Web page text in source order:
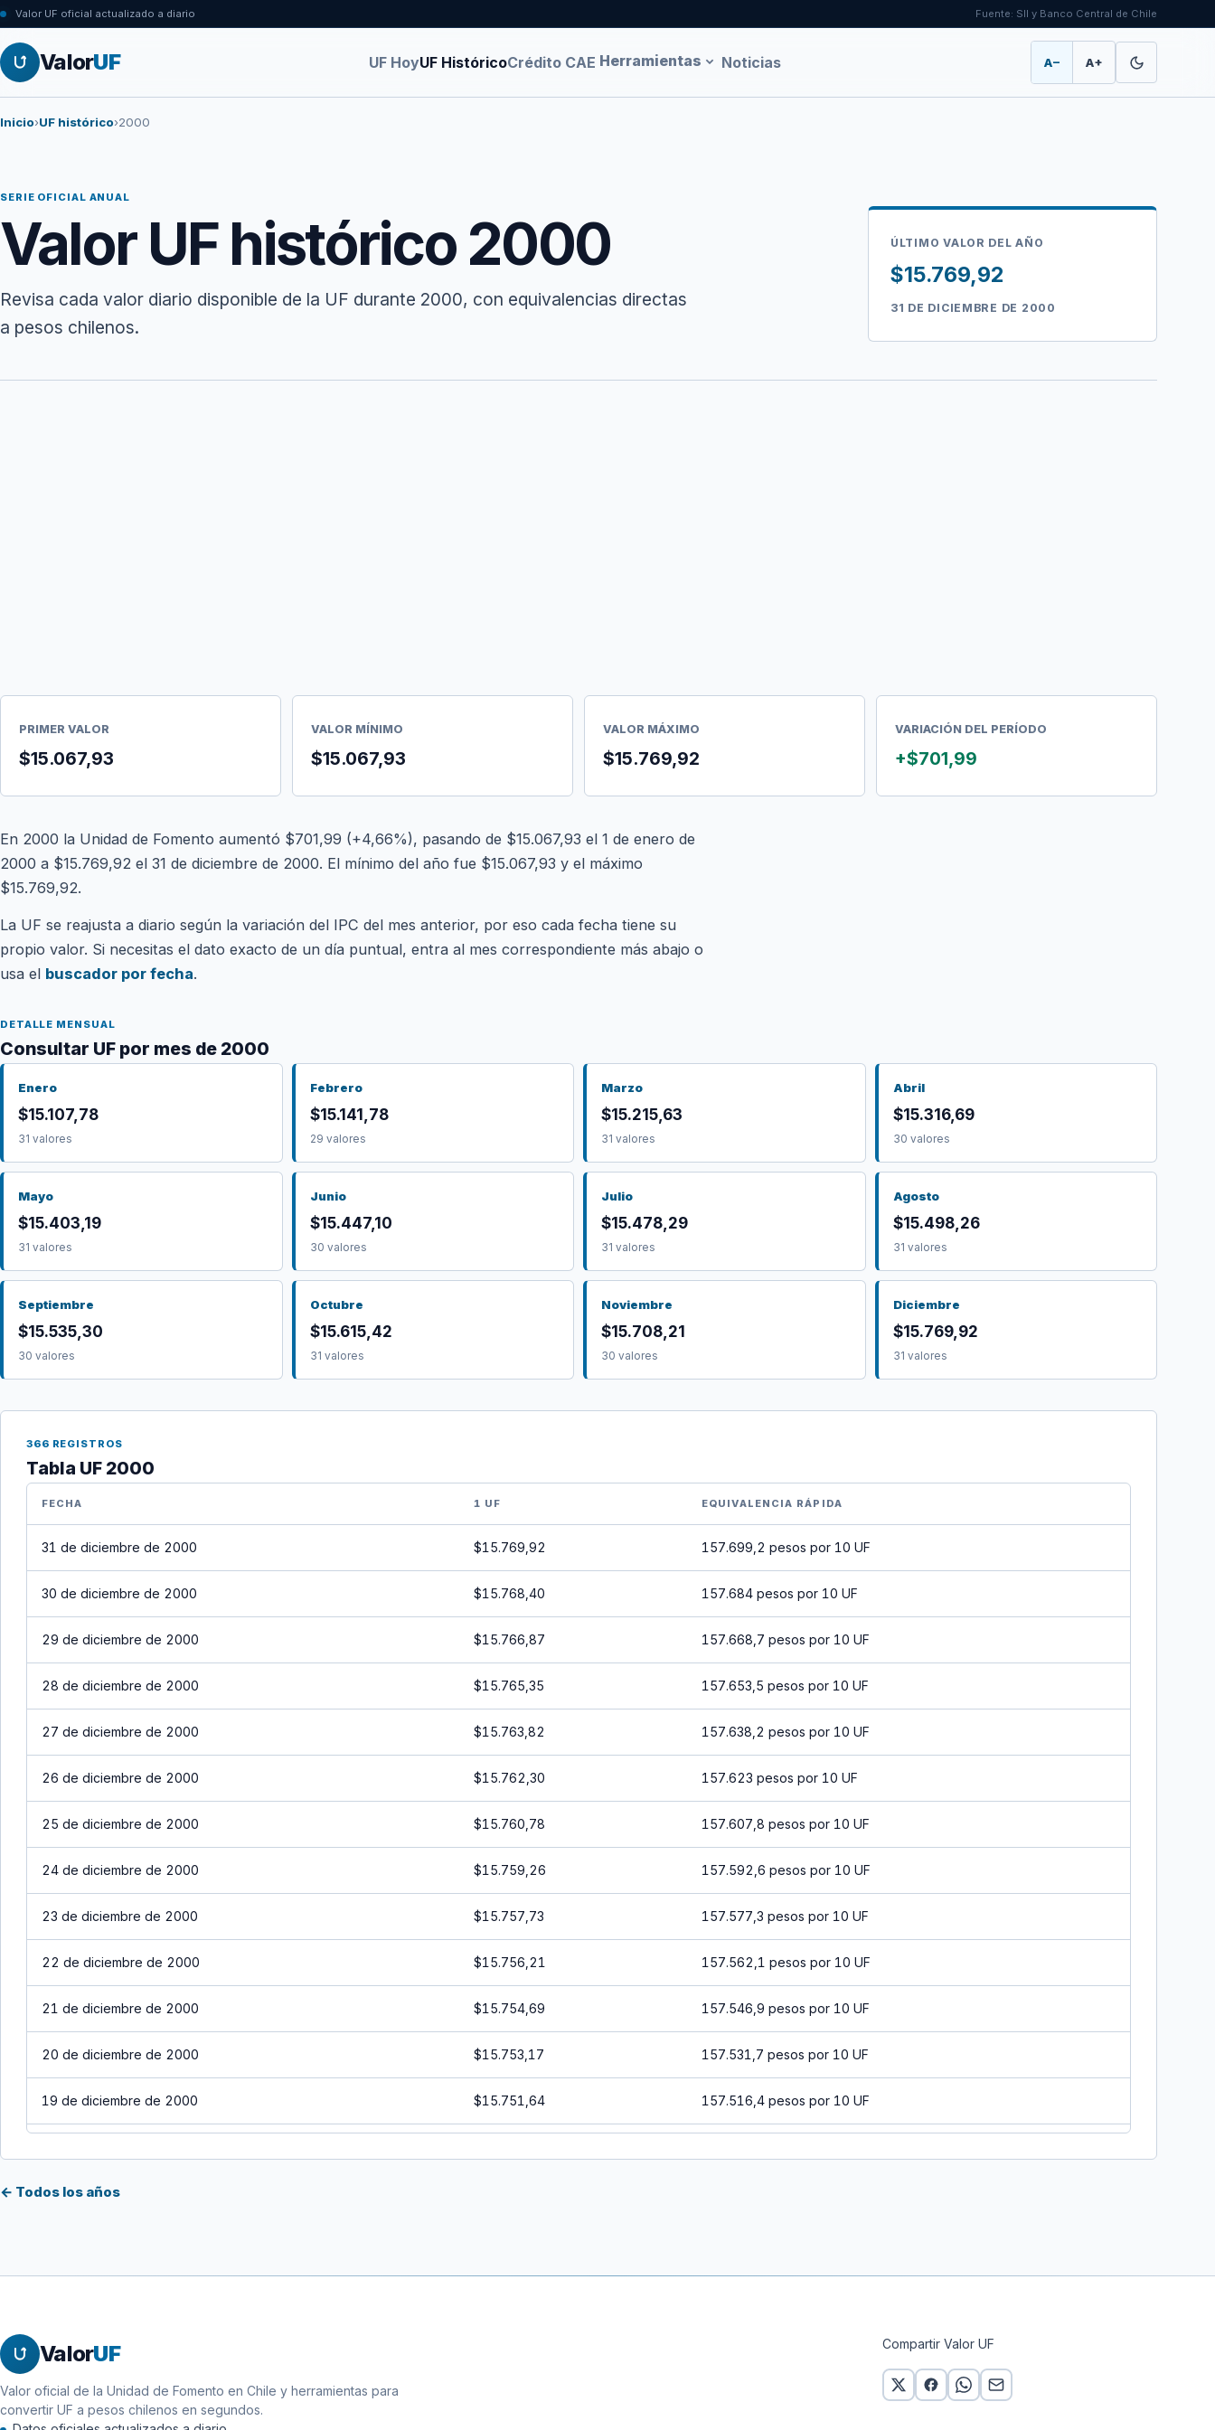
Valor UF oficial actualizado a diario Fuente: SII y Banco Central de Chile
ValorUF UF HoyUF HistóricoCrédito CAE Herramientas Noticias A− A+
Inicio›UF histórico›2000
SERIE OFICIAL ANUAL
Valor UF histórico 2000
Revisa cada valor diario disponible de la UF durante 2000, con equivalencias directas
a pesos chilenos.
ÚLTIMO VALOR DEL AÑO
$15.769,92
31 DE DICIEMBRE DE 2000
PRIMER VALOR
$15.067,93
VALOR MÍNIMO
$15.067,93
VALOR MÁXIMO
$15.769,92
VARIACIÓN DEL PERÍODO
+$701,99
En 2000 la Unidad de Fomento aumentó $701,99 (+4,66%), pasando de $15.067,93 el 1 de enero de
2000 a $15.769,92 el 31 de diciembre de 2000. El mínimo del año fue $15.067,93 y el máximo
$15.769,92.
La UF se reajusta a diario según la variación del IPC del mes anterior, por eso cada fecha tiene su
propio valor. Si necesitas el dato exacto de un día puntual, entra al mes correspondiente más abajo o
usa el buscador por fecha.
DETALLE MENSUAL
Consultar UF por mes de 2000
Enero
$15.107,78
31 valores
Febrero
$15.141,78
29 valores
Marzo
$15.215,63
31 valores
Abril
$15.316,69
30 valores
Mayo
$15.403,19
31 valores
Junio
$15.447,10
30 valores
Julio
$15.478,29
31 valores
Agosto
$15.498,26
31 valores
Septiembre
$15.535,30
30 valores
Octubre
$15.615,42
31 valores
Noviembre
$15.708,21
30 valores
Diciembre
$15.769,92
31 valores
366 REGISTROS
Tabla UF 2000
FECHA 1 UF EQUIVALENCIA RÁPIDA
31 de diciembre de 2000 $15.769,92 157.699,2 pesos por 10 UF
30 de diciembre de 2000 $15.768,40 157.684 pesos por 10 UF
29 de diciembre de 2000 $15.766,87 157.668,7 pesos por 10 UF
28 de diciembre de 2000 $15.765,35 157.653,5 pesos por 10 UF
27 de diciembre de 2000 $15.763,82 157.638,2 pesos por 10 UF
26 de diciembre de 2000 $15.762,30 157.623 pesos por 10 UF
25 de diciembre de 2000 $15.760,78 157.607,8 pesos por 10 UF
24 de diciembre de 2000 $15.759,26 157.592,6 pesos por 10 UF
23 de diciembre de 2000 $15.757,73 157.577,3 pesos por 10 UF
22 de diciembre de 2000 $15.756,21 157.562,1 pesos por 10 UF
21 de diciembre de 2000 $15.754,69 157.546,9 pesos por 10 UF
20 de diciembre de 2000 $15.753,17 157.531,7 pesos por 10 UF
19 de diciembre de 2000 $15.751,64 157.516,4 pesos por 10 UF
17 de diciembre de 2000
12 de diciembre de 2000
← Todos los años
ValorUF
Valor oficial de la Unidad de Fomento en Chile y herramientas para
convertir UF a pesos chilenos en segundos.
Compartir Valor UF